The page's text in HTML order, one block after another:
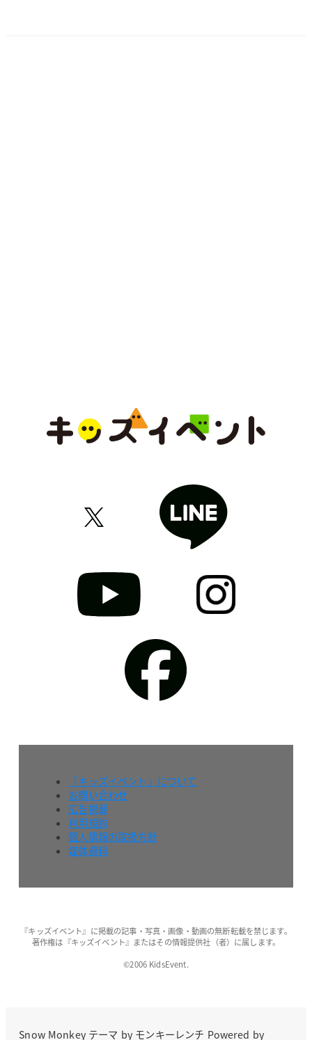
『キッズイベント』について
お問い合わせ
広告掲載
利用規約
個人情報の取扱方針
媒体資料
『キッズイベント』に掲載の記事・写真・画像・動画の無断転載を禁じます。
著作権は『キッズイベント』またはその情報提供社（者）に属します。
©2006 KidsEvent.
Snow Monkeyテーマ by モンキーレンチ Powered by